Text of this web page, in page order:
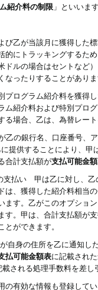
紹介料の制限 」といいま
び乙が当該月に獲得した
的にトラッキングするた
ドルの場合はセントなど
なったりすることがあり
プログラム紹介料を獲得
ム紹介料および特別プロ
る場合、乙は、為替レー
の銀行名、口座番号、
提供することにより、
合計支払額が支払可能金
支払い 甲は乙に対し、乙
は、獲得した紹介料相当
ます。乙がこのオプショ
す。甲は、合計支払額が
ができます。
身の住所を乙に通知し
払可能金額表に記載され
載される処理手数料を差し
の有効な情報も登録して